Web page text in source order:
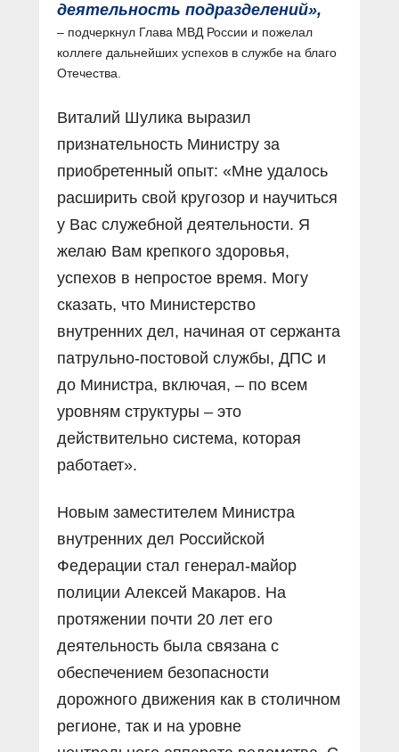
деятельность подразделений»,
– подчеркнул Глава МВД России и пожелал
коллеге дальнейших успехов в службе на благо
Отечества.
Виталий Шулика выразил
признательность Министру за
приобретенный опыт: «Мне удалось
расширить свой кругозор и научиться
у Вас служебной деятельности. Я
желаю Вам крепкого здоровья,
успехов в непростое время. Могу
сказать, что Министерство
внутренних дел, начиная от сержанта
патрульно-постовой службы, ДПС и
до Министра, включая, – по всем
уровням структуры – это
действительно система, которая
работает».
Новым заместителем Министра
внутренних дел Российской
Федерации стал генерал-майор
полиции Алексей Макаров. На
протяжении почти 20 лет его
деятельность была связана с
обеспечением безопасности
дорожного движения как в столичном
регионе, так и на уровне